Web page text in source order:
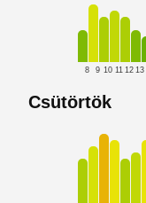
8 9 10 11 12 13
Csütörtök